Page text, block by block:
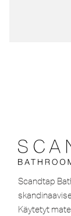
Scandtap
Käytetyt